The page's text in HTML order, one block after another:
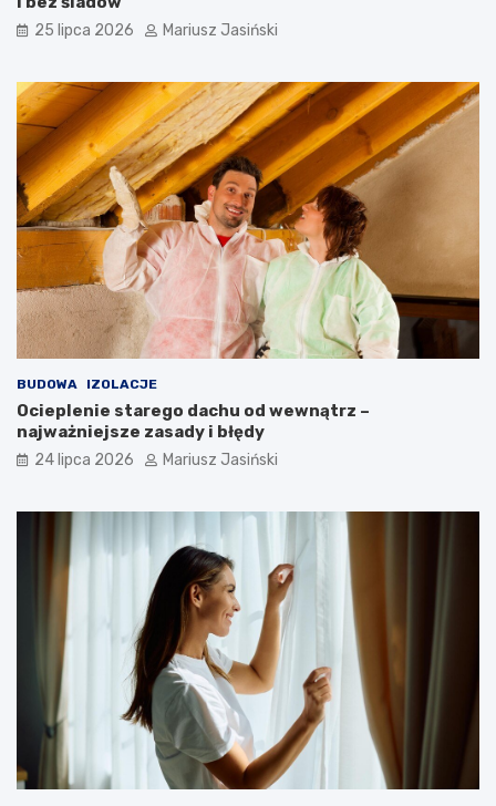
25 lipca 2026 Mariusz Jasiński
BUDOWA IZOLACJE
Ocieplenie starego dachu od wewnątrz –
najważniejsze zasady i błędy
24 lipca 2026 Mariusz Jasiński